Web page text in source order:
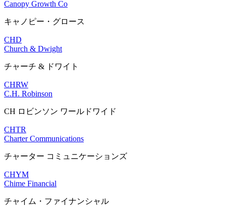
Canopy Growth Co
キャノピー・グロース
CHD
Church & Dwight
チャーチ & ドワイト
CHRW
C.H. Robinson
CH ロビンソン ワールドワイド
CHTR
Charter Communications
チャーター コミュニケーションズ
CHYM
Chime Financial
チャイム・ファイナンシャル